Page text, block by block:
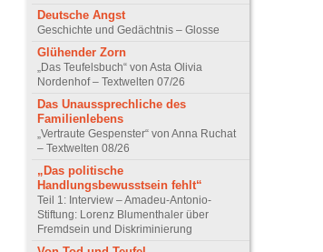
Deutsche Angst
Geschichte und Gedächtnis – Glosse
Glühender Zorn
„Das Teufelsbuch“ von Asta Olivia
Nordenhof – Textwelten 07/26
Das Unaussprechliche des
Familienlebens
„Vertraute Gespenster“ von Anna Ruchat
– Textwelten 08/26
„Das politische
Handlungsbewusstsein fehlt“
Teil 1: Interview – Amadeu-Antonio-
Stiftung: Lorenz Blumenthaler über
Fremdsein und Diskriminierung